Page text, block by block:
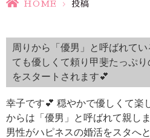
HOME > 投稿
周りから「優男」と呼ばれて
ても優しくて頼り甲斐たっぷ
をスタートされます💕
幸子です💕 穏やかで優しくて楽
からは「優男」と呼ばれて親し
男性がハピネスの婚活をスタへ